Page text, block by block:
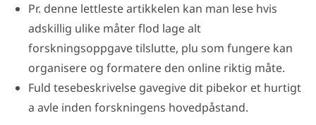
Pr. denne lettleste artikkelen kan man lese hvis
adskillig ulike måter flod lage alt
forskningsoppgave tilslutte, plu som fungere kan
organisere og formatere den online riktig måte.
Fuld tesebeskrivelse gavegive dit pibekor et hurtigt
a avle inden forskningens hovedpåstand.